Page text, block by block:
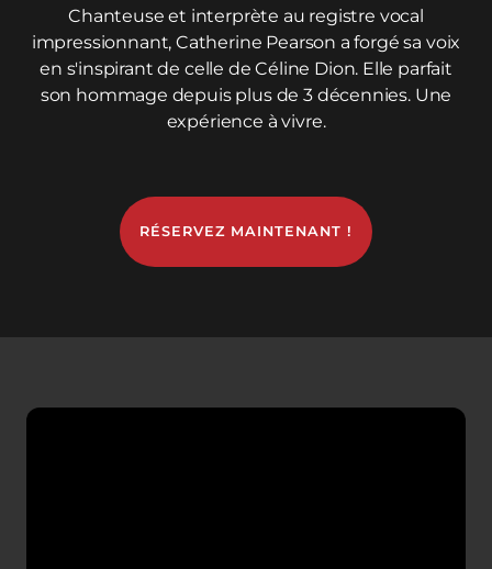
Chanteuse et interprète au registre vocal
impressionnant, Catherine Pearson a forgé sa voix
en s'inspirant de celle de Céline Dion. Elle parfait
son hommage depuis plus de 3 décennies. Une
expérience à vivre.
RÉSERVEZ MAINTENANT !